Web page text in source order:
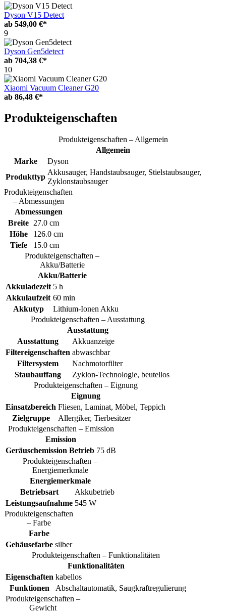
Dyson V15 Detect
ab 549,00 €*
9
Dyson Gen5detect
ab 704,38 €*
10
Xiaomi Vacuum Cleaner G20
ab 86,48 €*
Produkteigenschaften
Produkteigenschaften – Allgemein
Allgemein
Marke
Dyson
Produkttyp
Akkusauger, Handstaubsauger, Stielstaubsauger,
Zyklonstaubsauger
Produkteigenschaften
– Abmessungen
Abmessungen
Breite 27.0 cm
Höhe
126.0 cm
Tiefe
15.0 cm
Produkteigenschaften –
Akku/Batterie
Akku/Batterie
Akkuladezeit 5 h
Akkulaufzeit 60 min
Akkutyp
Lithium-Ionen Akku
Produkteigenschaften – Ausstattung
Ausstattung
Ausstattung
Akkuanzeige
Filtereigenschaften abwaschbar
Filtersystem
Nachmotorfilter
Staubauffang
Zyklon-Technologie, beutellos
Produkteigenschaften – Eignung
Eignung
Einsatzbereich Fliesen, Laminat, Möbel, Teppich
Zielgruppe
Allergiker, Tierbesitzer
Produkteigenschaften – Emission
Emission
Geräuschemission Betrieb 75 dB
Produkteigenschaften –
Energiemerkmale
Energiemerkmale
Betriebsart
Akkubetrieb
Leistungsaufnahme 545 W
Produkteigenschaften
– Farbe
Farbe
Gehäusefarbe silber
Produkteigenschaften – Funktionalitäten
Funktionalitäten
Eigenschaften kabellos
Funktionen
Abschaltautomatik, Saugkraftregulierung
Produkteigenschaften –
Gewicht